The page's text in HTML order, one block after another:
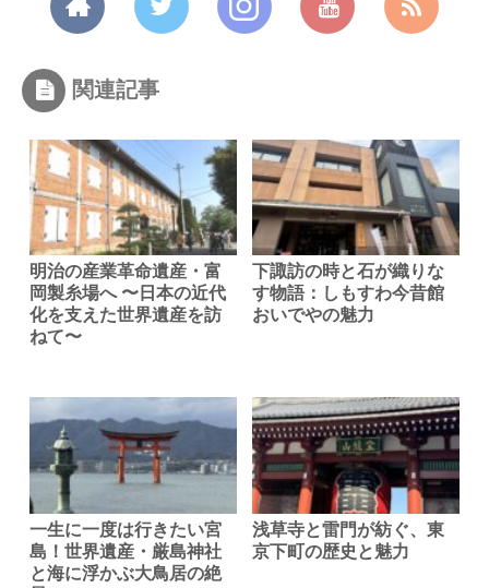
関連記事
明治の産業革命遺産・富
岡製糸場へ 〜日本の近代
化を支えた世界遺産を訪
ねて〜
下諏訪の時と石が織りな
す物語：しもすわ今昔館
おいでやの魅力
一生に一度は行きたい宮
島！世界遺産・厳島神社
と海に浮かぶ大鳥居の絶
浅草寺と雷門が紡ぐ、東
京下町の歴史と魅力